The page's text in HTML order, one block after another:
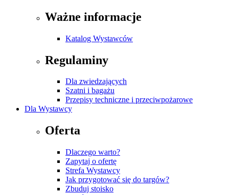
Ważne informacje
Katalog Wystawców
Regulaminy
Dla zwiedzających
Szatni i bagażu
Przepisy techniczne i przeciwpożarowe
Dla Wystawcy
Oferta
Dlaczego warto?
Zapytaj o ofertę
Strefa Wystawcy
Jak przygotować się do targów?
Zbuduj stoisko